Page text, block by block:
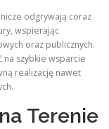
odgrywają coraz
wspierając
oraz publicznych.
na szybkie wsparcie
realizację nawet
Terenie